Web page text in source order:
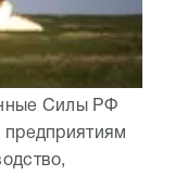
Силы РФ